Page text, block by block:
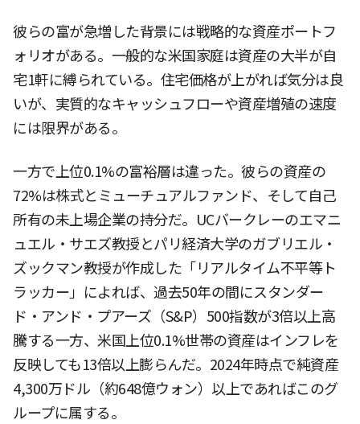
彼らの富が急増した背景には戦略的な資産ポートフ
ォリオがある。一般的な米国家庭は資産の大半が自
宅1軒に縛られている。住宅価格が上がれば気分は良
いが、実質的なキャッシュフローや資産増殖の速度
には限界がある。
一方で上位0.1%の富裕層は違った。彼らの資産の
72%は株式とミューチュアルファンド、そして自己
所有の未上場企業の持分だ。UCバークレーのエマニ
ュエル・サエズ教授とパリ経済大学のガブリエル・
ズックマン教授が作成した「リアルタイム不平等ト
ラッカー」によれば、過去50年の間にスタンダー
ド・アンド・プアーズ（S&P）500指数が3倍以上高
騰する一方、米国上位0.1%世帯の資産はインフレを
反映しても13倍以上膨らんだ。2024年時点で純資産
4,300万ドル（約648億ウォン）以上であればこのグ
ループに属する。